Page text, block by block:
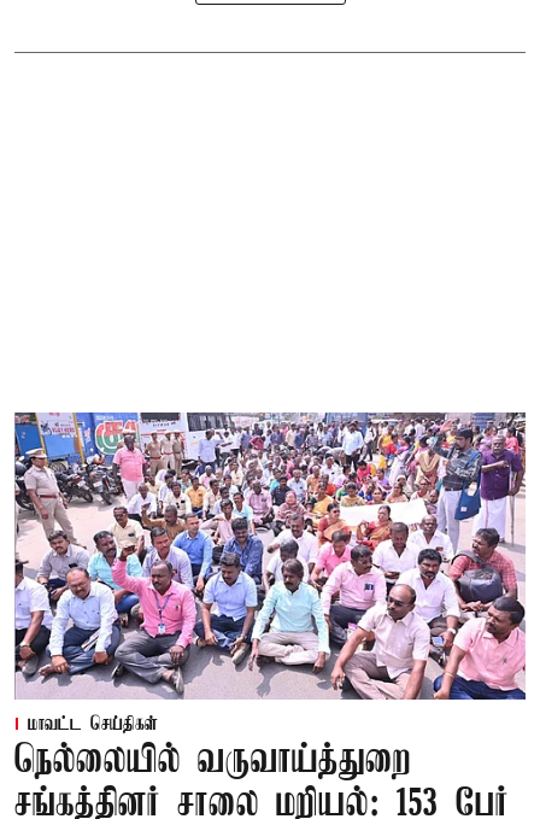
மாவட்ட செய்திகள்
நெல்லையில் வருவாய்த்துறை
சங்கத்தினர் சாலை மறியல்: 153 பேர்